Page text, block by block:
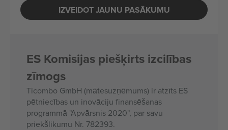
IZVEIDOT JAUNU PASĀKUMU
ES Komisijas piešķirts izcilības
zīmogs
Ticombo GmbH (mātesuzņēmums) ir atzīts ES
pētniecības un inovāciju finansēšanas
programmā "Apvārsnis 2020", par savu
priekšlikumu Nr. 782393.